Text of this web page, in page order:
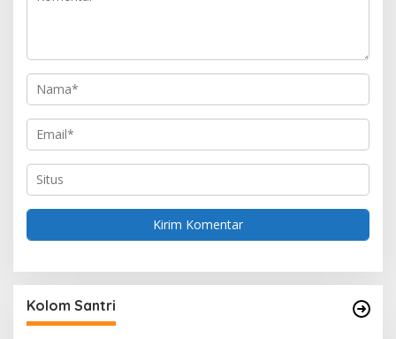
s
Kolom Santri